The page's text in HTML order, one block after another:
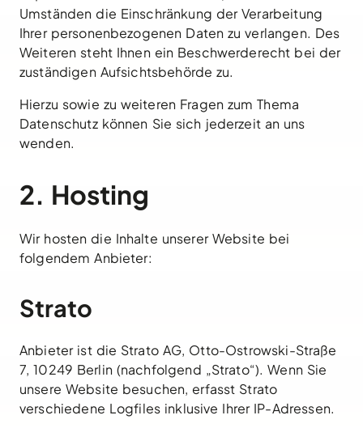
Umständen die Einschränkung der Verarbeitung
Ihrer personenbezogenen Daten zu verlangen. Des
Weiteren steht Ihnen ein Beschwerderecht bei der
zuständigen Aufsichtsbehörde zu.
Hierzu sowie zu weiteren Fragen zum Thema
Datenschutz können Sie sich jederzeit an uns
wenden.
2. Hosting
Wir hosten die Inhalte unserer Website bei
folgendem Anbieter:
Strato
Anbieter ist die Strato AG, Otto-Ostrowski-Straße
7, 10249 Berlin (nachfolgend „Strato“). Wenn Sie
unsere Website besuchen, erfasst Strato
verschiedene Logfiles inklusive Ihrer IP-Adressen.